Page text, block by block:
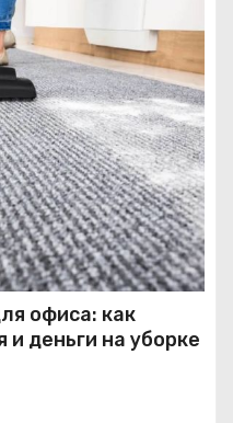
офиса: как
и деньги на уборке